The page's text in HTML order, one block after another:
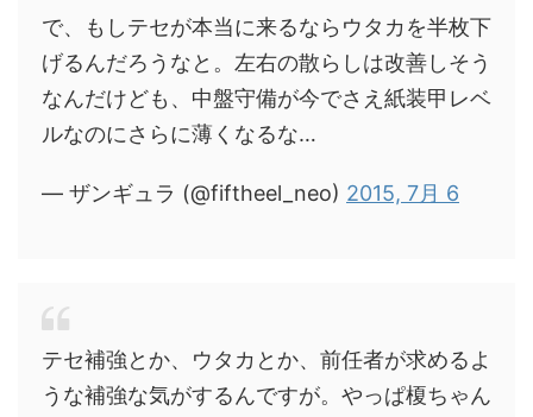
で、もしテセが本当に来るならウタカを半枚下
げるんだろうなと。左右の散らしは改善しそう
なんだけども、中盤守備が今でさえ紙装甲レベ
ルなのにさらに薄くなるな…
— ザンギュラ (@fiftheel_neo) 2015, 7月 6
テセ補強とか、ウタカとか、前任者が求めるよ
うな補強な気がするんですが。やっぱ榎ちゃん